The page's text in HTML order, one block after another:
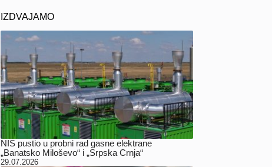
IZDVAJAMO
NIS pustio u probni rad gasne elektrane
„Banatsko Miloševo“ i „Srpska Crnja“
29.07.2026